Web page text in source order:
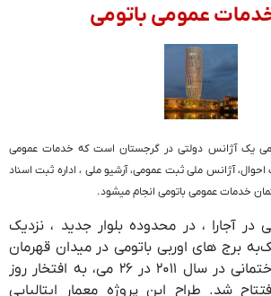
خدمات عمومی باتومی
یک آژانس دولتی در گرجستان است که خدمات عمومی
آژانس ملی ثبت عمومی، آرشیو ملی ، اداره ثبت اسناد
خدمات عمومی باتومی انجام میشود.
در آجارا ، در محدوده بلوار جدید ، نزدیک
برج های اوربی باتومی در میدان قهرمان
واقع شده است . ساختمانی در سال ۲۰۱۱ در ۲۶ می، به افتخار روز
شد. طراح این پروژه معمار ایتالیایی